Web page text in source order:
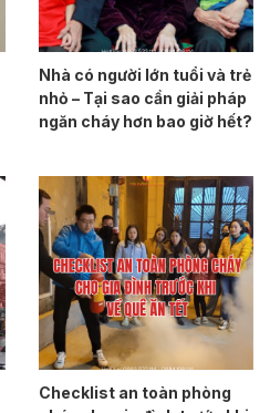
Nhà có người lớn tuổi và trẻ
nhỏ – Tại sao cần giải pháp
ngăn cháy hơn bao giờ hết?
Checklist an toàn phòng